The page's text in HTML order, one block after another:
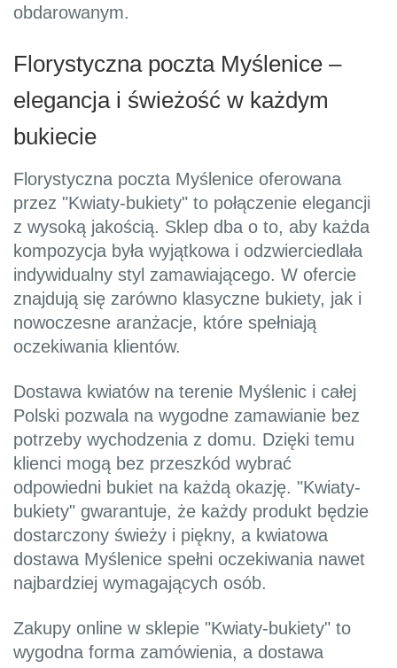
obdarowanym.
Florystyczna poczta Myślenice –
elegancja i świeżość w każdym
bukiecie
Florystyczna poczta Myślenice oferowana
przez "Kwiaty-bukiety" to połączenie elegancji
z wysoką jakością. Sklep dba o to, aby każda
kompozycja była wyjątkowa i odzwierciedlała
indywidualny styl zamawiającego. W ofercie
znajdują się zarówno klasyczne bukiety, jak i
nowoczesne aranżacje, które spełniają
oczekiwania klientów.
Dostawa kwiatów na terenie Myślenic i całej
Polski pozwala na wygodne zamawianie bez
potrzeby wychodzenia z domu. Dzięki temu
klienci mogą bez przeszkód wybrać
odpowiedni bukiet na każdą okazję. "Kwiaty-
bukiety" gwarantuje, że każdy produkt będzie
dostarczony świeży i piękny, a kwiatowa
dostawa Myślenice spełni oczekiwania nawet
najbardziej wymagających osób.
Zakupy online w sklepie "Kwiaty-bukiety" to
wygodna forma zamówienia, a dostawa